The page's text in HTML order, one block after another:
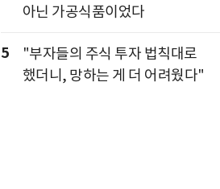
아닌 가공식품이었다
5
"부자들의 주식 투자 법칙대로
했더니, 망하는 게 더 어려웠다"